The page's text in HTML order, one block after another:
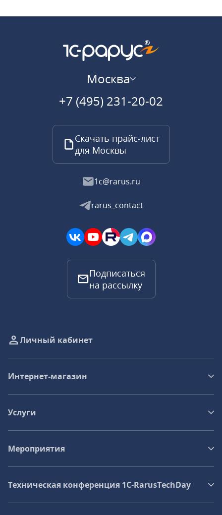
Москва
+7 (495) 231-20-02
Скачать прайс-лист
для Москвы
1c@rarus.ru
rarus_contact
Подписаться
на рассылку
Личный кабинет
Интернет-магазин
Услуги
Мероприятия
Техническая конференция 1C‑RarusTechDay